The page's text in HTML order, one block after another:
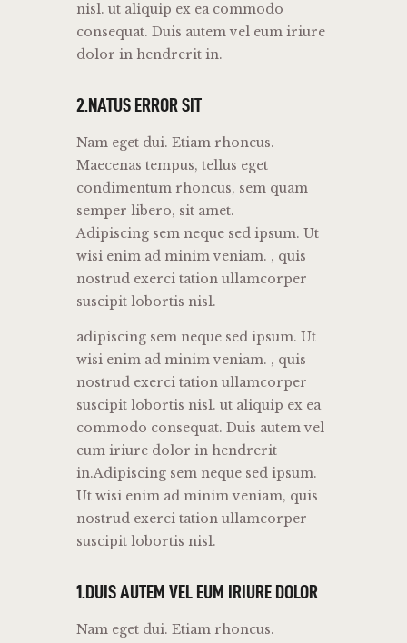
nisl. ut aliquip ex ea commodo
consequat. Duis autem vel eum iriure
dolor in hendrerit in.
2.NATUS ERROR SIT
Nam eget dui. Etiam rhoncus.
Maecenas tempus, tellus eget
condimentum rhoncus, sem quam
semper libero, sit amet.
Adipiscing sem neque sed ipsum. Ut
wisi enim ad minim veniam. , quis
nostrud exerci tation ullamcorper
suscipit lobortis nisl.
adipiscing sem neque sed ipsum. Ut
wisi enim ad minim veniam. , quis
nostrud exerci tation ullamcorper
suscipit lobortis nisl. ut aliquip ex ea
commodo consequat. Duis autem vel
eum iriure dolor in hendrerit
in.Adipiscing sem neque sed ipsum.
Ut wisi enim ad minim veniam, quis
nostrud exerci tation ullamcorper
suscipit lobortis nisl.
1.DUIS AUTEM VEL EUM IRIURE DOLOR
Nam eget dui. Etiam rhoncus.